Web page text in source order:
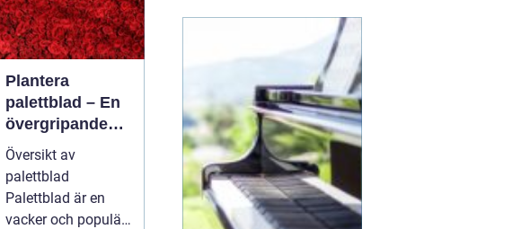
Plantera
palettblad – En
övergripande
guide för att
lyckas med
denna populära
växt
Översikt av
palettblad
Palettblad är en
vacker och populär
en trygg och ansvarsfull
jakt, den öppnar också
upp dörren till en ny v&...